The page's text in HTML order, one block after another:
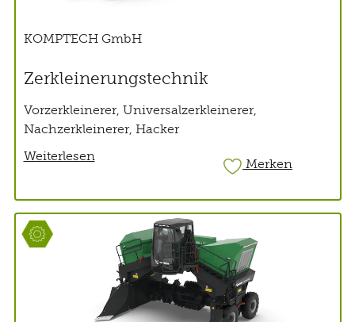
KOMPTECH GmbH
Zerkleinerungstechnik
Vorzerkleinerer, Universalzerkleinerer,
Nachzerkleinerer, Hacker
Weiterlesen
Merken